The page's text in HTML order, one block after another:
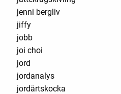
jenni bergliv
jiffy
jobb
joi choi
jord
jordanalys
jordärtskocka